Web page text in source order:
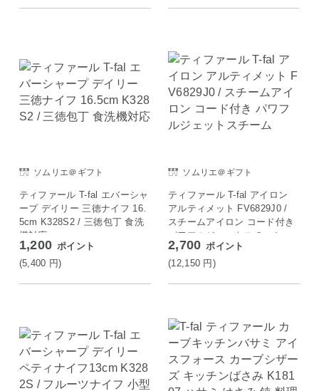
ソムリエ＠ギフト
ティファール T-fal エバーシャ
ープ デイリー 三徳ナイフ 16.
5cm K328S2 / 三徳包丁 食洗
機対応
1,200 ポイント
(5,400 円)
ソムリエ＠ギフト
ティファール T-fal アイロン
アルティメット FV6829J0 /
スチームアイロン コード付き
パワフルジェットスチーム
2,700 ポイント
(12,150 円)